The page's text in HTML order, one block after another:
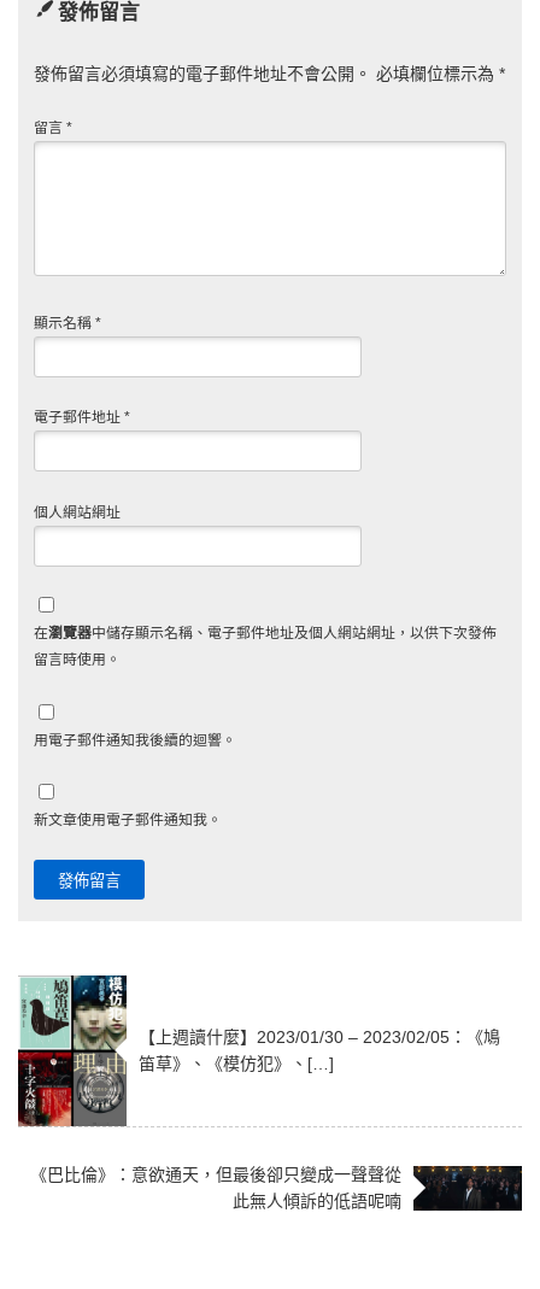
發佈留言
發佈留言必須填寫的電子郵件地址不會公開。 必填欄位標示為 *
留言 *
顯示名稱 *
電子郵件地址 *
個人網站網址
在瀏覽器中儲存顯示名稱、電子郵件地址及個人網站網址，以供下次發佈
留言時使用。
用電子郵件通知我後續的迴響。
新文章使用電子郵件通知我。
【上週讀什麼】2023/01/30 – 2023/02/05：《鳩
笛草》、《模仿犯》、[…]
《巴比倫》：意欲通天，但最後卻只變成一聲聲從
此無人傾訴的低語呢喃